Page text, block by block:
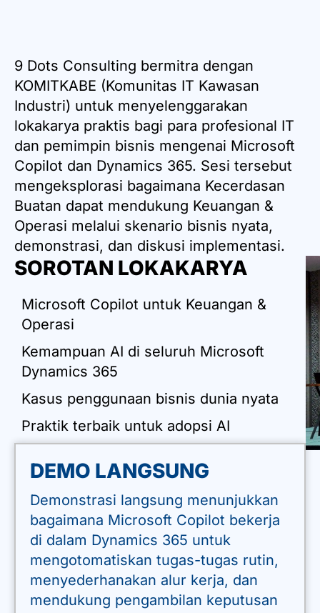
9 Dots Consulting bermitra dengan
KOMITKABE (Komunitas IT Kawasan
Industri) untuk menyelenggarakan
lokakarya praktis bagi para profesional IT
dan pemimpin bisnis mengenai Microsoft
Copilot dan Dynamics 365. Sesi tersebut
mengeksplorasi bagaimana Kecerdasan
Buatan dapat mendukung Keuangan &
Operasi melalui skenario bisnis nyata,
demonstrasi, dan diskusi implementasi.
SOROTAN LOKAKARYA
Microsoft Copilot untuk Keuangan &
Operasi
Kemampuan AI di seluruh Microsoft
Dynamics 365
Kasus penggunaan bisnis dunia nyata
Praktik terbaik untuk adopsi AI
DEMO LANGSUNG
Demonstrasi langsung menunjukkan
bagaimana Microsoft Copilot bekerja
di dalam Dynamics 365 untuk
mengotomatiskan tugas-tugas rutin,
menyederhanakan alur kerja, dan
mendukung pengambilan keputusan